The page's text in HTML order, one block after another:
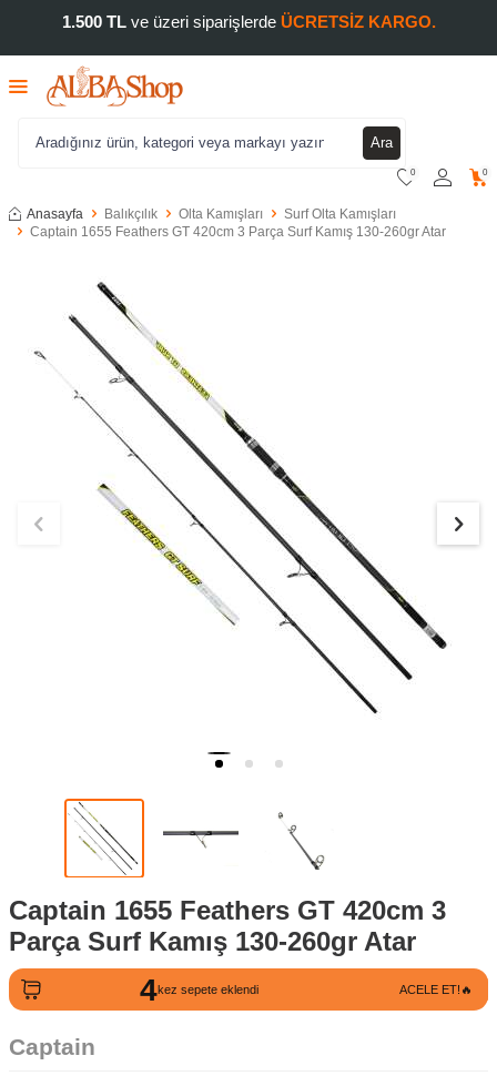
1.500 TLve üzeri siparişlerde ÜCRETSİZ KARGO.
Ara
0 0
Anasayfa Balıkçılık Olta Kamışları
Surf Olta Kamışları
Captain 1655 Feathers GT 420cm 3 Parça Surf Kamış 130-260gr Atar
Captain 1655 Feathers GT 420cm 3
Parça Surf Kamış 130-260gr Atar
4kez sepete eklendi ACELE ET!🔥
Captain